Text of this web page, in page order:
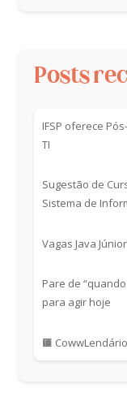
Posts
IFSP oferece
TI
Sugestão de
Sistema de
Vagas Java
Pare de
para agir hoje
🟧